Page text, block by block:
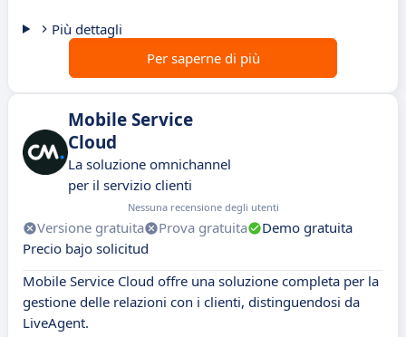
Più dettagli
Per saperne di più
Mobile Service
Cloud
La soluzione omnichannel
per il servizio clienti
Nessuna recensione degli utenti
Versione gratuita Prova gratuita
Demo gratuita
Precio bajo solicitud
Mobile Service Cloud offre una soluzione completa per la
gestione delle relazioni con i clienti, distinguendosi da
LiveAgent.